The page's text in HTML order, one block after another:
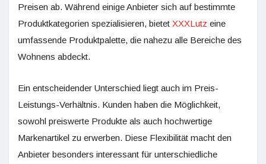
Preisen ab. Während einige Anbieter sich auf bestimmte
Produktkategorien spezialisieren, bietet XXXLutz eine
umfassende Produktpalette, die nahezu alle Bereiche des
Wohnens abdeckt.
Ein entscheidender Unterschied liegt auch im Preis-
Leistungs-Verhältnis. Kunden haben die Möglichkeit,
sowohl preiswerte Produkte als auch hochwertige
Markenartikel zu erwerben. Diese Flexibilität macht den
Anbieter besonders interessant für unterschiedliche